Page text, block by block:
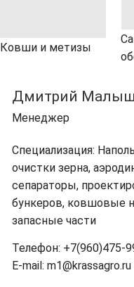
Ковши и метизы
Дмитрий
Менеджер
Специализация:
очистки зерна,
сепараторы,
бункеров, ковшовые
запасные части
Телефон: +7(960)475-
E-mail: m1@krassagro.ru